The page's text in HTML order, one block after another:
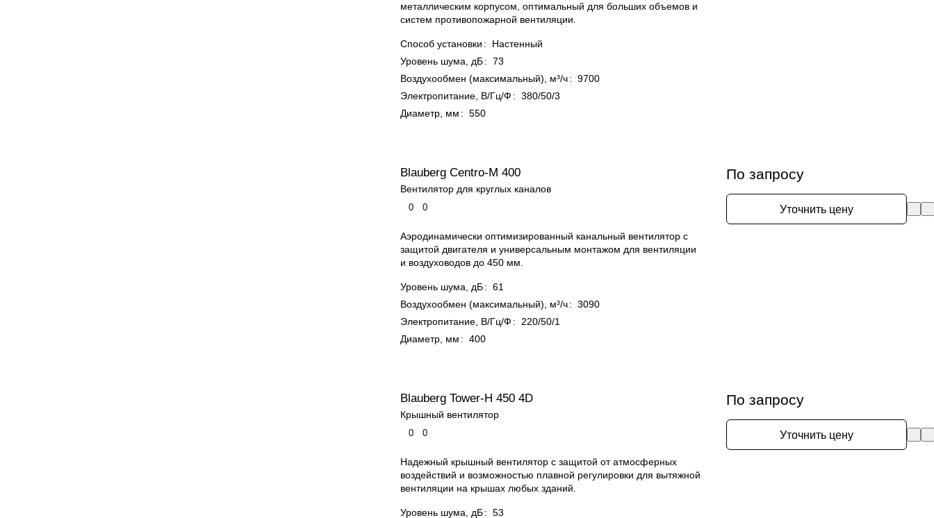
металлическим корпусом, оптимальный для больших объемов и
систем противопожарной вентиляции.
Способ установки :
Настенный
Уровень шума, дБ: 73
Воздухообмен (максимальный), м³/ч: 9700
Электропитание, В/Гц/Ф : 380/50/3
Диаметр, мм : 550
Blauberg Centro-M 400
Вентилятор для круглых каналов
0 0
Аэродинамически оптимизированный канальный вентилятор с
защитой двигателя и универсальным монтажом для вентиляции
и воздуховодов до 450 мм.
Уровень шума, дБ: 61
Воздухообмен (максимальный), м³/ч: 3090
Электропитание, В/Гц/Ф :
220/50/1
Диаметр, мм : 400
По запросу
Уточнить цену
Blauberg Tower-H 450 4D
Крышный вентилятор
0 0
Надежный крышный вентилятор с защитой от атмосферных
воздействий и возможностью плавной регулировки для вытяжной
вентиляции на крышах любых зданий.
Уровень шума, дБ: 53
По запросу
Уточнить цену